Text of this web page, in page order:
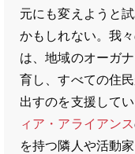
元にも変えようと
かもしれない。我
は、地域のオーガ
育し、すべての住
出すのを支援してい
ィア・アライアンス
を持つ隣人や活動